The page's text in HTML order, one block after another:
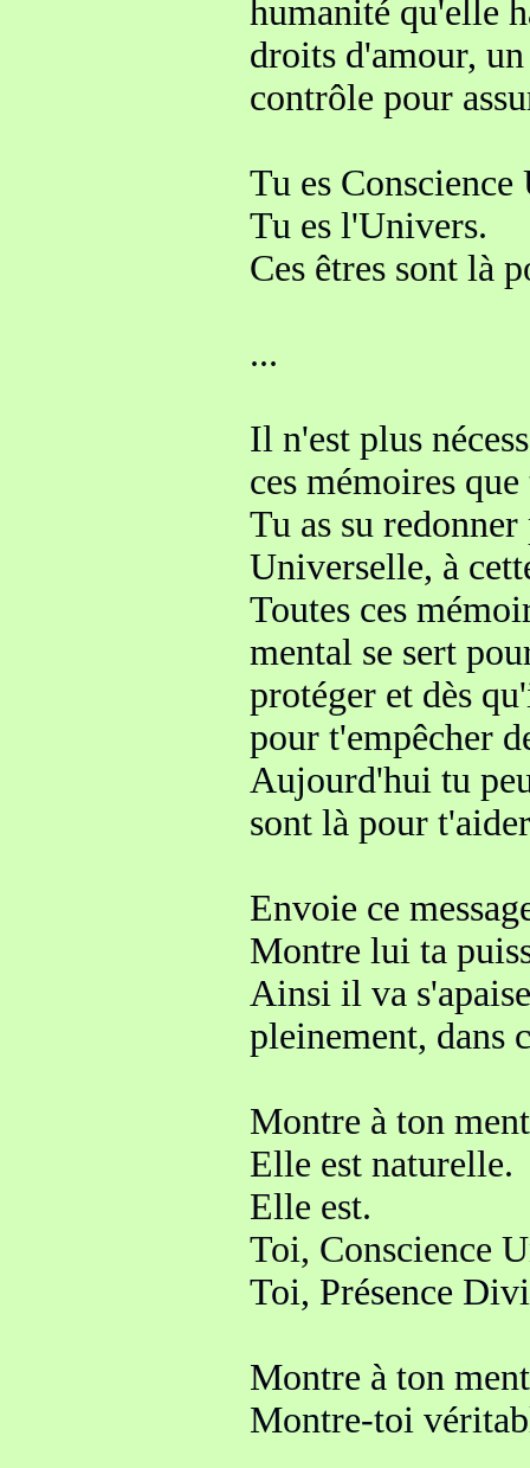
humanité qu'elle
droits d'amour,
contrôle pour
Tu es
Tu es l'Univers.
Ces êtres sont là
...
Il n'est plus
ces mémoires
Tu as su redonner
Universelle, à
Toutes ces
mental se sert
protéger et dès
pour t'empêcher
Aujourd'hui tu
sont là pour
Envoie ce
Montre lui ta
Ainsi il va
pleinement, dans
Montre à ton
Elle est naturelle.
Elle est.
Toi, Conscience
Toi, Présence
Montre à ton
Montre-toi